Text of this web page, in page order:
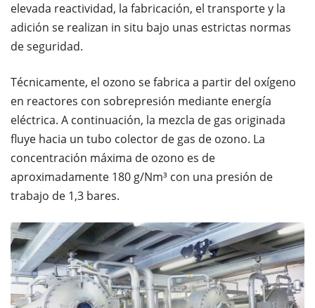
elevada reactividad, la fabricación, el transporte y la
adición se realizan in situ bajo unas estrictas normas
de seguridad.
Técnicamente, el ozono se fabrica a partir del oxígeno
en reactores con sobrepresión mediante energía
eléctrica. A continuación, la mezcla de gas originada
ﬂuye hacia un tubo colector de gas de ozono. La
concentración máxima de ozono es de
aproximadamente 180 g/Nm³ con una presión de
trabajo de 1,3 bares.